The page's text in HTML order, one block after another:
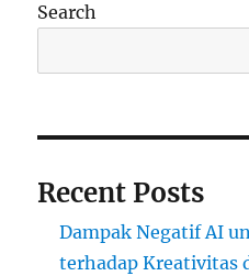
Search
Recent Posts
Dampak Negatif AI
terhadap Kreativitas